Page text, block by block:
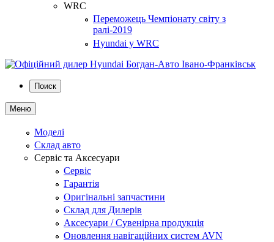
WRC
Переможець Чемпіонату світу з
ралі-2019
Hyundai у WRC
Поиск
Меню
Моделі
Склад авто
Сервіс та Аксесуари
Сервіс
Гарантія
Оригінальні запчастини
Склад для Дилерів
Аксесуари / Сувенірна продукція
Оновлення навігаційних систем AVN